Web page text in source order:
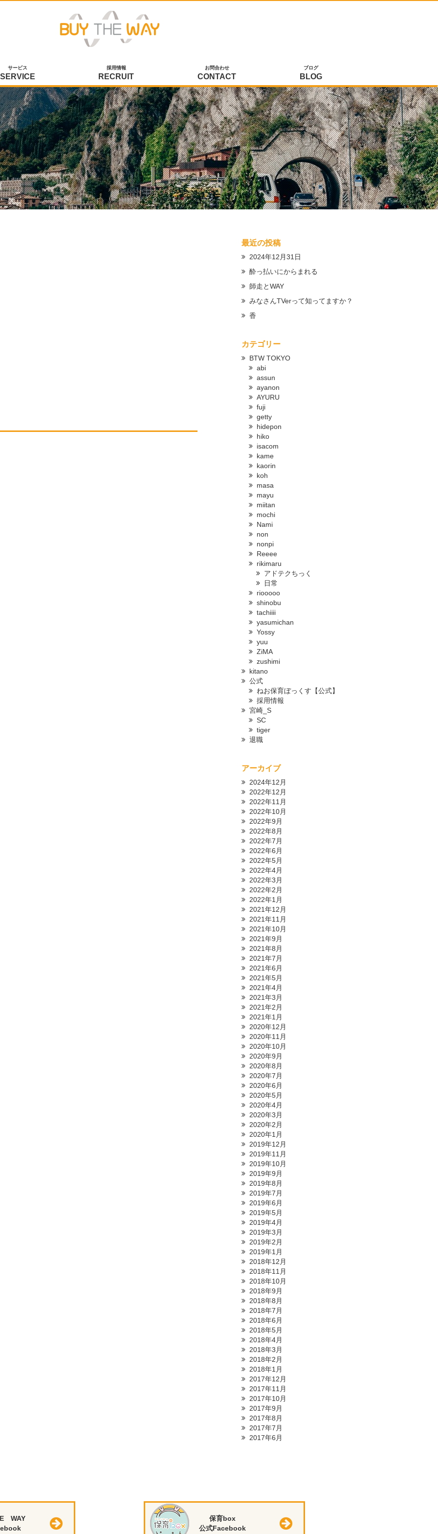
サービス
SERVICE
採用情報
RECRUIT
お問合わせ
CONTACT
ブログ
BLOG
最近の投稿
2024年12月31日
酔っ払いにからまれる
師走とWAY
みなさんTVerって知ってますか？
香
カテゴリー
BTW TOKYO
abi
assun
ayanon
AYURU
fuji
getty
hidepon
hiko
isacom
kame
kaorin
koh
masa
mayu
miitan
mochi
Nami
non
nonpi
Reeee
rikimaru
アドテクちっく
日常
riooooo
shinobu
tachiiii
yasumichan
Yossy
yuu
ZiMA
zushimi
kitano
公式
ねお保育ぼっくす【公式】
採用情報
宮崎_S
SC
tiger
退職
アーカイブ
2024年12月
2022年12月
2022年11月
2022年10月
2022年9月
2022年8月
2022年7月
2022年6月
2022年5月
2022年4月
2022年3月
2022年2月
2022年1月
2021年12月
2021年11月
2021年10月
2021年9月
2021年8月
2021年7月
2021年6月
2021年5月
2021年4月
2021年3月
2021年2月
2021年1月
2020年12月
2020年11月
2020年10月
2020年9月
2020年8月
2020年7月
2020年6月
2020年5月
2020年4月
2020年3月
2020年2月
2020年1月
2019年12月
2019年11月
2019年10月
2019年9月
2019年8月
2019年7月
2019年6月
2019年5月
2019年4月
2019年3月
2019年2月
2019年1月
2018年12月
2018年11月
2018年10月
2018年9月
2018年8月
2018年7月
2018年6月
2018年5月
2018年4月
2018年3月
2018年2月
2018年1月
2017年12月
2017年11月
2017年10月
2017年9月
2017年8月
2017年7月
2017年6月
WAY
保育box
公式Facebook